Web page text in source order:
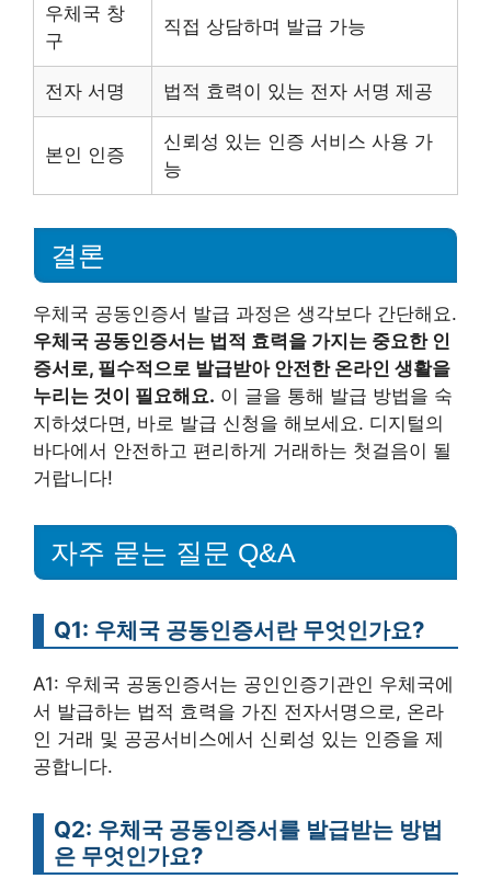
우체국 창
구
직접 상담하며 발급 가능
전자 서명 법적 효력이 있는 전자 서명 제공
본인 인증
신뢰성 있는 인증 서비스 사용 가
능
결론
우체국 공동인증서 발급 과정은 생각보다 간단해요.
우체국 공동인증서는 법적 효력을 가지는 중요한 인
증서로, 필수적으로 발급받아 안전한 온라인 생활을
누리는 것이 필요해요. 이 글을 통해 발급 방법을 숙
지하셨다면, 바로 발급 신청을 해보세요. 디지털의
바다에서 안전하고 편리하게 거래하는 첫걸음이 될
거랍니다!
자주 묻는 질문 Q&A
Q1: 우체국 공동인증서란 무엇인가요?
A1: 우체국 공동인증서는 공인인증기관인 우체국에
서 발급하는 법적 효력을 가진 전자서명으로, 온라
인 거래 및 공공서비스에서 신뢰성 있는 인증을 제
공합니다.
Q2: 우체국 공동인증서를 발급받는 방법
은 무엇인가요?